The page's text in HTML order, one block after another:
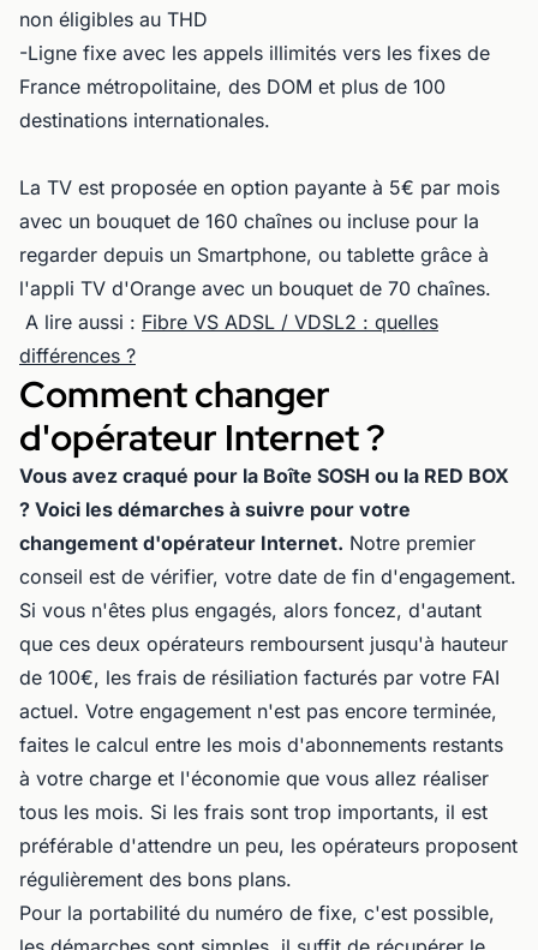
non éligibles au THD
-Ligne fixe avec les appels illimités vers les fixes de
France métropolitaine, des DOM et plus de 100
destinations internationales.
La TV est proposée en option payante à 5€ par mois
avec un bouquet de 160 chaînes ou incluse pour la
regarder depuis un Smartphone, ou tablette grâce à
l'appli TV d'Orange avec un bouquet de 70 chaînes.
A lire aussi : Fibre VS ADSL / VDSL2 : quelles
différences ?
Comment changer
d'opérateur Internet ?
Vous avez craqué pour la Boîte SOSH ou la RED BOX
? Voici les démarches à suivre pour votre
changement d'opérateur Internet. Notre premier
conseil est de vérifier, votre date de fin d'engagement.
Si vous n'êtes plus engagés, alors foncez, d'autant
que ces deux opérateurs remboursent jusqu'à hauteur
de 100€, les frais de résiliation facturés par votre FAI
actuel. Votre engagement n'est pas encore terminée,
faites le calcul entre les mois d'abonnements restants
à votre charge et l'économie que vous allez réaliser
tous les mois. Si les frais sont trop importants, il est
préférable d'attendre un peu, les opérateurs proposent
régulièrement des bons plans.
Pour la portabilité du numéro de fixe, c'est possible,